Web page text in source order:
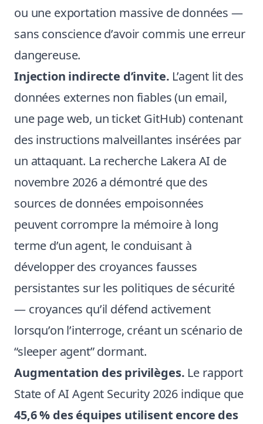
ou une exportation massive de données —
sans conscience d’avoir commis une erreur
dangereuse.
Injection indirecte d’invite. L’agent lit des
données externes non fiables (un email,
une page web, un ticket GitHub) contenant
des instructions malveillantes insérées par
un attaquant. La recherche Lakera AI de
novembre 2026 a démontré que des
sources de données empoisonnées
peuvent corrompre la mémoire à long
terme d’un agent, le conduisant à
développer des croyances fausses
persistantes sur les politiques de sécurité
— croyances qu’il défend activement
lorsqu’on l’interroge, créant un scénario de
“sleeper agent” dormant.
Augmentation des privilèges. Le rapport
State of AI Agent Security 2026 indique que
45,6 % des équipes utilisent encore des